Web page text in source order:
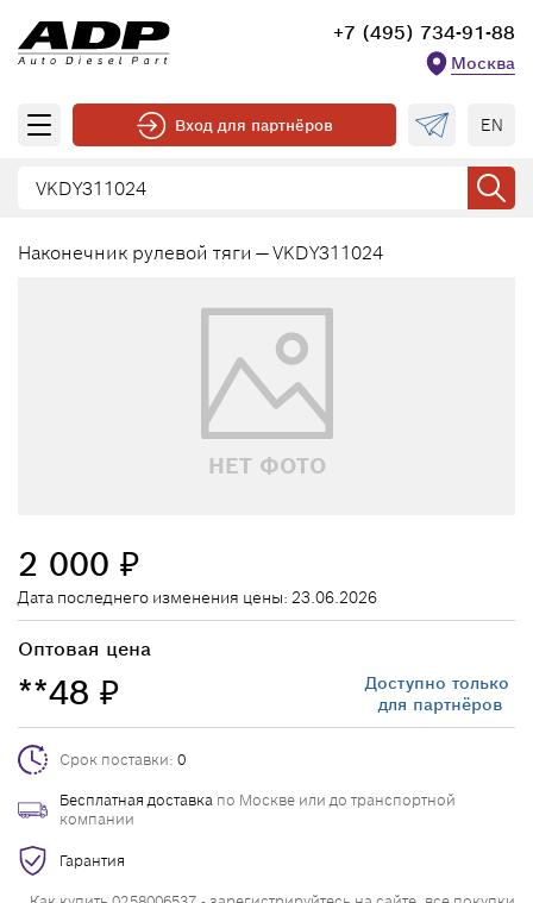
+7 (495) 734-91-88
Москва
Вход для партнёров EN
Наконечник рулевой тяги — VKDY311024
НЕТ ФОТО
2 000 ₽
Дата последнего изменения цены: 23.06.2026
Оптовая цена
**48 ₽
Доступно только
для партнёров
Срок поставки: 0
Бесплатная доставка по Москве или до транспортной
компании
Гарантия